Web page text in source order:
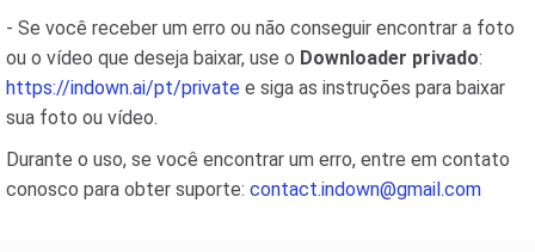
- Se você receber um erro ou não conseguir encontrar a foto
ou o vídeo que deseja baixar, use o Downloader privado:
https://indown.ai/pt/private e siga as instruções para baixar
sua foto ou vídeo.
Durante o uso, se você encontrar um erro, entre em contato
conosco para obter suporte: contact.indown@gmail.com